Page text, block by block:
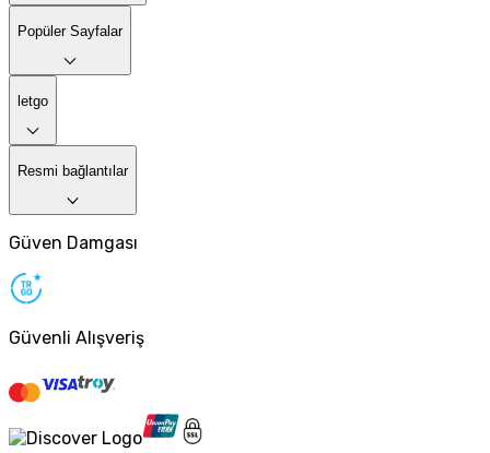
Popüler Sayfalar
letgo
Resmi bağlantılar
Güven Damgası
Güvenli Alışveriş